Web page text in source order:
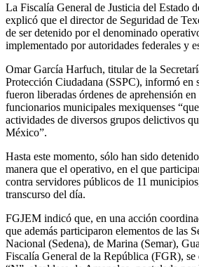
La Fiscalía General de Justicia del Estado
explicó que el director de Seguridad de
de ser detenido por el denominado
implementado por autoridades federales y
Omar García Harfuch, titular de la
Protección Ciudadana (SSPC), informó en
fueron liberadas órdenes de aprehensión
funcionarios municipales mexiquenses
actividades de diversos grupos delictivos
México”.
Hasta este momento, sólo han sido
manera que el operativo, en el que
contra servidores públicos de 11
transcurso del día.
FGJEM indicó que, en una acción
que además participaron elementos de las
Nacional (Sedena), de Marina (Semar),
Fiscalía General de la República (FGR),